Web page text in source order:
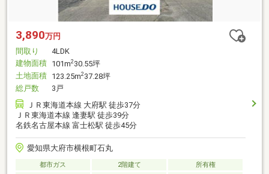
3,890万円
間取り
4LDK
建物面積 101m2 30.55坪
土地面積 123.25m2 37.28坪
総戸数
3戸
ＪＲ東海道本線 大府駅 徒歩37分
ＪＲ東海道本線 逢妻駅 徒歩39分
名鉄名古屋本線 富士松駅 徒歩45分
愛知県大府市横根町石丸
都市ガス 2階建て
所有権